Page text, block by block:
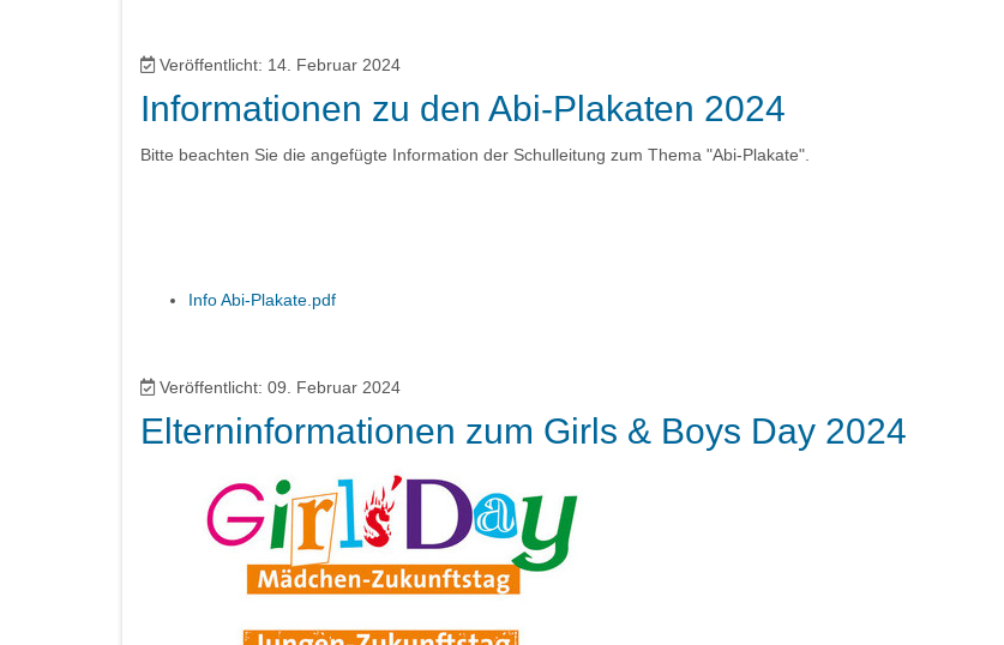
Veröffentlicht: 14. Februar 2024
Informationen zu den Abi-Plakaten 2024
Bitte beachten Sie die angefügte Information der Schulleitung zum Thema "Abi-Plakate".
Info Abi-Plakate.pdf
Veröffentlicht: 09. Februar 2024
Elterninformationen zum Girls & Boys Day 2024